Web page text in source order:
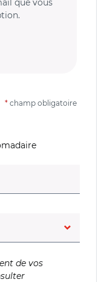
que vous
* champ obligatoire
de vos